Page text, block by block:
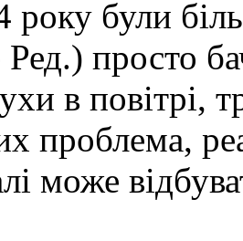
були
просто
в повітрі,
проблема,
може